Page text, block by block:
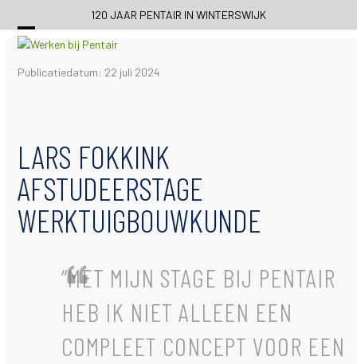
content
120 JAAR PENTAIR IN WINTERSWIJK
Publicatiedatum: 22 juli 2024
LARS FOKKINK
AFSTUDEERSTAGE
WERKTUIGBOUWKUNDE
“MET MIJN STAGE BIJ PENTAIR
HEB IK NIET ALLEEN EEN
COMPLEET CONCEPT VOOR EEN